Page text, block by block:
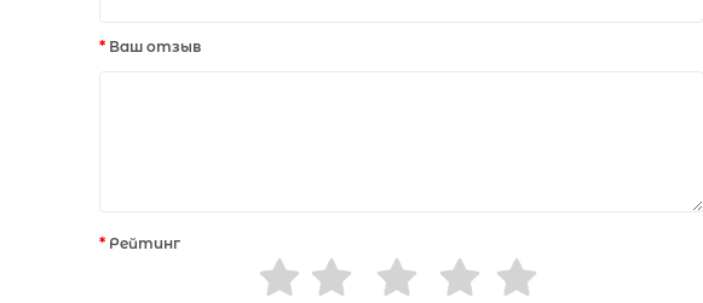
Ваш отзыв
Рейтинг